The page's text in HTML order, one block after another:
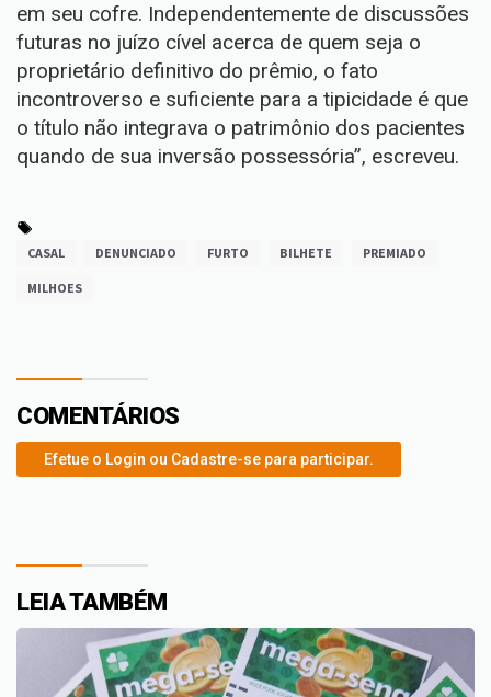
em seu cofre. Independentemente de discussões
futuras no juízo cível acerca de quem seja o
proprietário definitivo do prêmio, o fato
incontroverso e suficiente para a tipicidade é que
o título não integrava o patrimônio dos pacientes
quando de sua inversão possessória”, escreveu.
CASAL DENUNCIADO FURTO BILHETE PREMIADO
MILHOES
COMENTÁRIOS
Efetue o Login ou Cadastre-se para participar.
LEIA TAMBÉM